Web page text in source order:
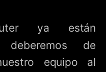
ya están
deberemos de
equipo al